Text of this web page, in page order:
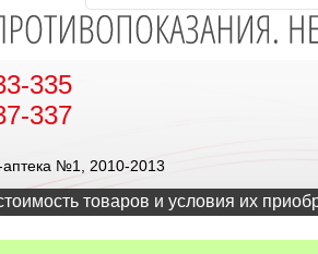
335
337
№1, 2010-2013
товаров и условия их